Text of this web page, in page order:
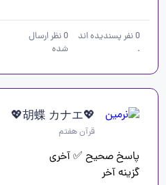
0نفر پسندیده اند
.
0نظر ارسال
شده
💖胡蝶 カナエ💖
قرآن هفتم
گزینه آخر